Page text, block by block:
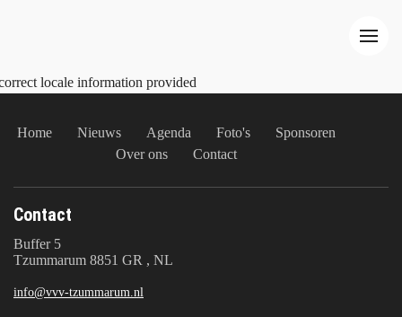
locale information provided
Home Nieuws Agenda Foto's
Sponsoren
Over ons
Contact
Contact
Buffer 5
Tzummarum 8851 GR , NL
info@vvv-tzummarum.nl